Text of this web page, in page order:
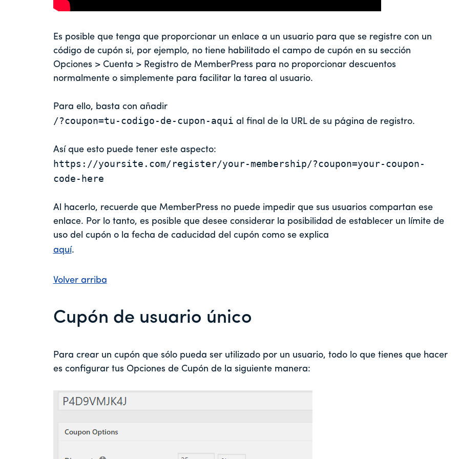
Es posible que tenga que proporcionar un enlace a un usuario para que se registre con un
código de cupón si, por ejemplo, no tiene habilitado el campo de cupón en su sección
Opciones > Cuenta > Registro de MemberPress para no proporcionar descuentos
normalmente o simplemente para facilitar la tarea al usuario.
Para ello, basta con añadir
/?coupon=tu-codigo-de-cupon-aqui al final de la URL de su página de registro.
Así que esto puede tener este aspecto:
https://yoursite.com/register/your-membership/?coupon=your-coupon-
code-here
Al hacerlo, recuerde que MemberPress no puede impedir que sus usuarios compartan ese
enlace. Por lo tanto, es posible que desee considerar la posibilidad de establecer un límite de
uso del cupón o la fecha de caducidad del cupón como se explica
aquí.
Volver arriba
Cupón de usuario único
Para crear un cupón que sólo pueda ser utilizado por un usuario, todo lo que tienes que hacer
es configurar tus Opciones de Cupón de la siguiente manera: